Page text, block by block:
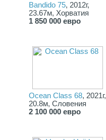
Bandido 75, 2012г,
23.67м, Хорватия
1 850 000 евро
Ocean Class 68, 2021г,
20.8м, Словения
2 100 000 евро